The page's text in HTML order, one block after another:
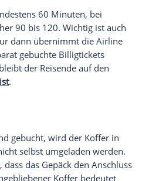
mit sich, die beim Buchen
können. Wann lohnt sich
sehr kurzen
zwischen Landung und
wie Frankfurt, München oder
Mindestumsteigezeit
durch die Passkontrolle muss,
landet, steht plötzlich vor